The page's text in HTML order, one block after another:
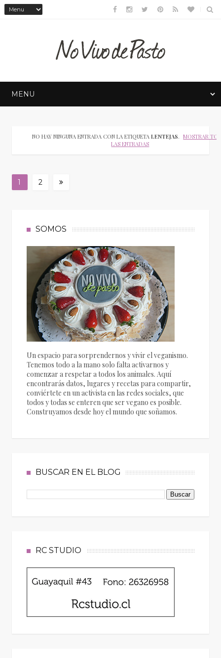
NO HAY NINGUNA ENTRADA CON LA ETIQUETA LENTEJAS. MOSTRAR
LAS ENTRADAS
1 2
SOMOS
Un espacio para sorprendernos y vivir el veganismo.
Tenemos todo a la mano solo falta activarnos y
comenzar a respetar a todos los animales. Aquí
encontrarás datos, lugares y recetas para compartir,
conviértete en un activista en las redes sociales, que
todos y todas se enteren que ser vegano es posible.
Construyamos desde hoy el mundo que soñamos.
BUSCAR EN EL BLOG
RC STUDIO